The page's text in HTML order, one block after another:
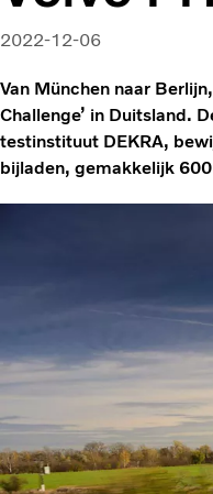
2022-12-06
Van München naar
Challenge’ in Duitsland.
testinstituut DEKRA,
bijladen, gemakkelijk